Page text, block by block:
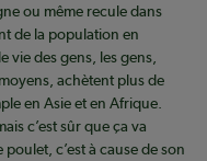
ou même recule dans
de la population en
vie des gens, les gens,
achètent plus de
en Asie et en Afrique.
c’est sûr que ça va
c’est à cause de son